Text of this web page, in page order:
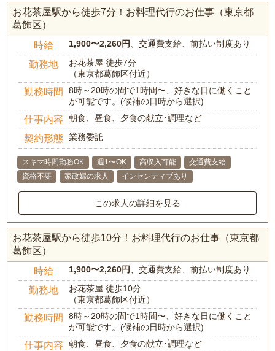
お花茶屋駅から徒歩7分！お料理代行のお仕事（東京都
葛飾区）
時給 1,900〜2,260円 、交通費支給、前払い制度あり
勤務地
お花茶屋 徒歩7分
（東京都葛飾区付近）
勤務時間
8時～20時の間で1時間〜、好きな日に働くこと
が可能です。(候補の日時から選択)
仕事内容 朝食、昼食、夕食の献立･調理など
契約形態 業務委託
スキマ時間勤務OK 週1〜OK 高収入可能
交通費支給
資格不要
家政婦の求人 インセンティブあり
この求人の詳細を見る
お花茶屋駅から徒歩10分！お料理代行のお仕事（東京都
葛飾区）
時給 1,900〜2,260円 、交通費支給、前払い制度あり
勤務地
お花茶屋 徒歩10分
（東京都葛飾区付近）
勤務時間
8時～20時の間で1時間〜、好きな日に働くこと
が可能です。(候補の日時から選択)
仕事内容 朝食、昼食、夕食の献立･調理など